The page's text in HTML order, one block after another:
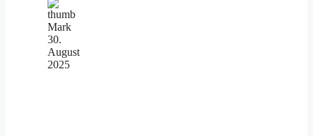
Mark
30.
August
2025